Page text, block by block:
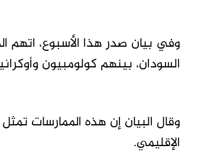
وفي بيان صدر هذا الأسبوع، اتهم
السودان، بينهم كولومبيون
وقال البيان إن هذه الممارسات
الإقليمي.